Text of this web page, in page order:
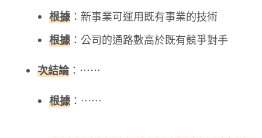
根據 ：新事業可運用既有事業的技術
根據 ：公司的通路數高於既有競爭對手
次結論：⋯⋯
根據 ：⋯⋯